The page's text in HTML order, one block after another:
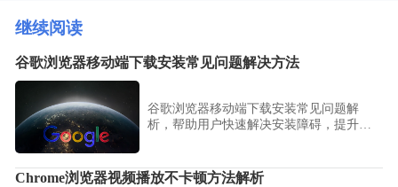
继续阅读
谷歌浏览器移动端下载安装常见问题解决方法
谷歌浏览器移动端下载安装常见问题解
析，帮助用户快速解决安装障碍，提升移
Chrome浏览器视频播放不卡顿方法解析